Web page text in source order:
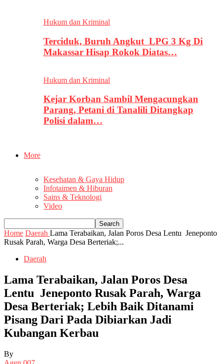
Hukum dan Kriminal
Terciduk, Buruh Angkut LPG 3 Kg Di
Makassar Hisap Rokok Diatas…
Hukum dan Kriminal
Kejar Korban Sambil Mengacungkan
Parang, Petani di Tanalili Ditangkap
Polisi dalam…
More
Kesehatan & Gaya Hidup
Infotaimen & Hiburan
Sains & Teknologi
Video
Home Daerah Lama Terabaikan, Jalan Poros Desa Lentu Jeneponto
Rusak Parah, Warga Desa Berteriak;...
Daerah
Lama Terabaikan, Jalan Poros Desa
Lentu Jeneponto Rusak Parah, Warga
Desa Berteriak; Lebih Baik Ditanami
Pisang Dari Pada Dibiarkan Jadi
Kubangan Kerbau
By